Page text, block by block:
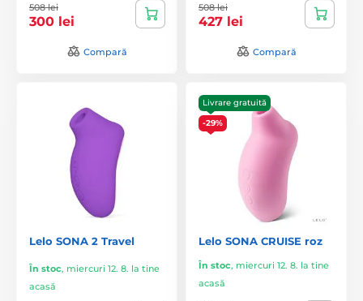
508 lei
300 lei
Compară
508 lei
427 lei
Compară
Lelo SONA 2 Travel
În stoc, miercuri 12. 8. la tine
acasă
Livrare gratuită
-29%
Lelo SONA CRUISE roz
În stoc, miercuri 12. 8. la tine
acasă